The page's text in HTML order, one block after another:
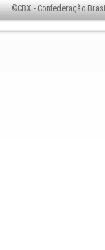
©CBX - Confederação